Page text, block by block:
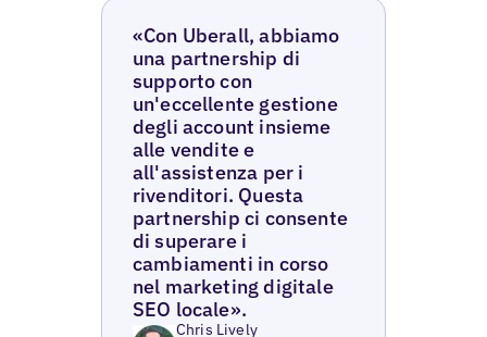
«Con Uberall, abbiamo
una partnership di
supporto con
un'eccellente gestione
degli account insieme
alle vendite e
all'assistenza per i
rivenditori. Questa
partnership ci consente
di superare i
cambiamenti in corso
nel marketing digitale
SEO locale».
Chris Lively